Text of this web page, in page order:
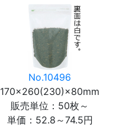
No.10496
170×260(230)×80mm
販売単位：50枚～
単価： 52.8～74.5円